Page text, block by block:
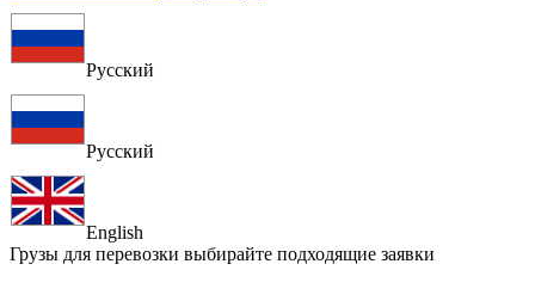
Русский
Русский
English
Грузы для перевозки выбирайте подходящие заявки